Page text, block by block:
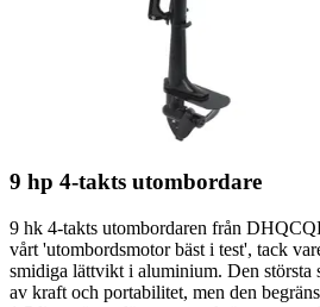
9 hp 4-takts utombordare
9 hk 4-takts utombordaren från
vårt 'utombordsmotor bäst i test', tack
smidiga lättvikt i aluminium. Den största
av kraft och portabilitet, men den